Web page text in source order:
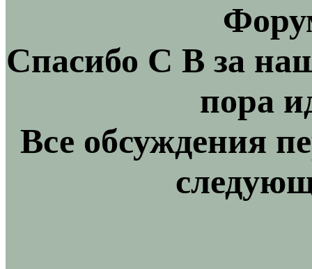
Спасибо С В за
пора
Все обсуждения